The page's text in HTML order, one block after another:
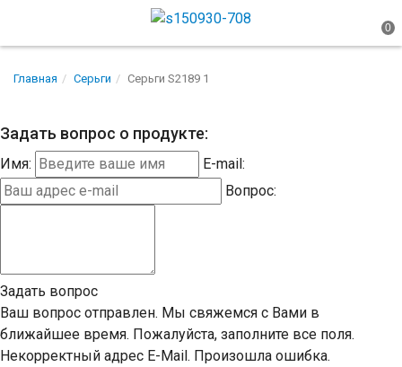
Главная Серьги Серьги S2189 1
Задать вопрос о продукте:
Имя:
E-mail:
Вопрос:
Задать вопрос
Ваш вопрос отправлен. Мы свяжемся с Вами в
ближайшее время. Пожалуйста, заполните все поля.
Некорректный адрес E-Mail. Произошла ошибка.